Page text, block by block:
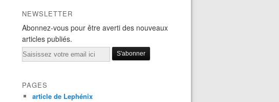
NEWSLETTER
Abonnez-vous pour être averti des nouveaux
articles publiés.
Email
PAGES
article de Lephénix